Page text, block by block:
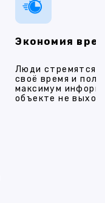
Экономия
Люди стремятся
своё время и
максимум
объекте не